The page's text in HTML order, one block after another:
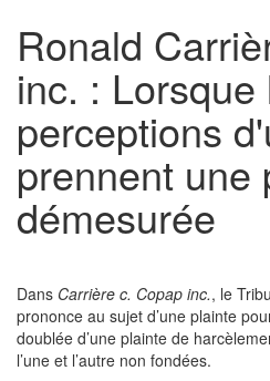
Ronald
inc. : Lorsque
perceptions
prennent une
démesurée
Dans Carrière c. Copap inc., le
prononce au sujet d’une plainte
doublée d’une plainte de
l’une et l’autre non fondées.